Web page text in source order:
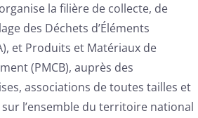
la filière de collecte, de
des Déchets d’Éléments
et Produits et Matériaux de
(PMCB), auprès des
associations de toutes tailles et
l’ensemble du territoire national